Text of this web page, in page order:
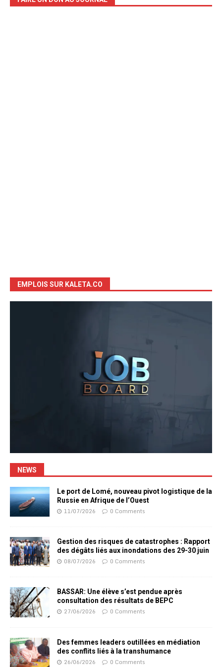
EMPLOIS SUR KALETA.CO
NEWS
Le port de Lomé, nouveau pivot logistique de la
Russie en Afrique de l’Ouest
11/07/2026 0 Comments
Gestion des risques de catastrophes : Rapport
des dégâts liés aux inondations des 29-30 juin
08/07/2026 0 Comments
BASSAR: Une élève s’est pendue après
consultation des résultats de BEPC
27/06/2026 0 Comments
Des femmes leaders outillées en médiation
des conflits liés à la transhumance
26/06/2026 0 Comments